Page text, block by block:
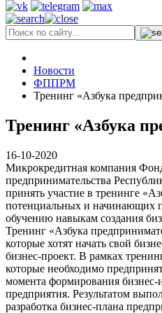
Новости
ФППРМ
Тренинг «Азбука
Тренинг «Азбука
16-10-2020
Микрокредитная компания
предпринимательства
принять участие в тренинге
потенциальных и начинающих
обучению навыкам создания
Тренинг «Азбука
которые хотят начать свой
бизнес-проект. В рамках
которые необходимо
момента формирования бизнес-
предприятия. Результатом
разработка бизнес-плана